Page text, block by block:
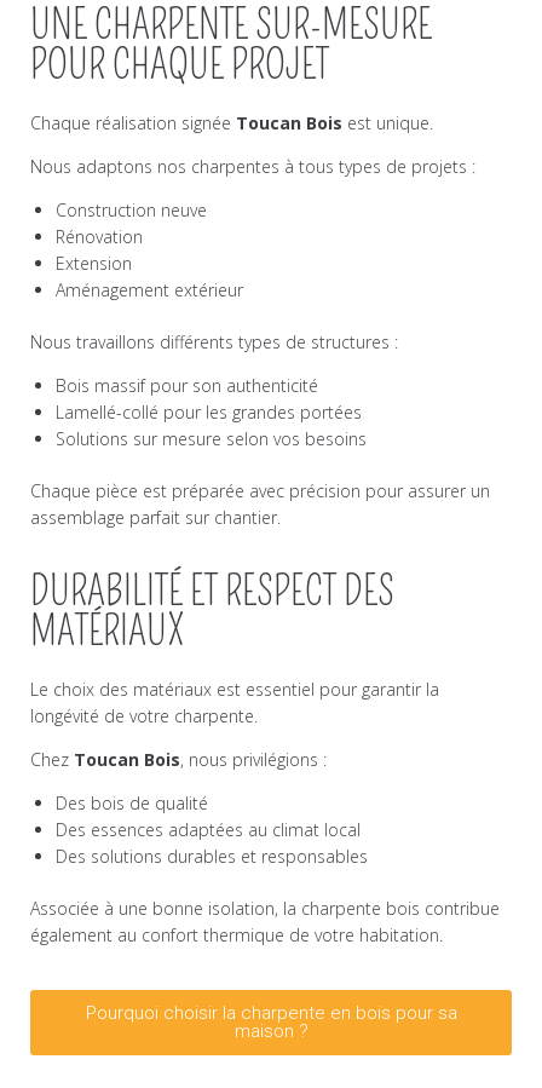
UNE CHARPENTE SUR-MESURE
POUR CHAQUE PROJET
Chaque réalisation signée Toucan Bois est unique.
Nous adaptons nos charpentes à tous types de projets :
Construction neuve
Rénovation
Extension
Aménagement extérieur
Nous travaillons différents types de structures :
Bois massif pour son authenticité
Lamellé-collé pour les grandes portées
Solutions sur mesure selon vos besoins
Chaque pièce est préparée avec précision pour assurer un
assemblage parfait sur chantier.
DURABILITÉ ET RESPECT DES
MATÉRIAUX
Le choix des matériaux est essentiel pour garantir la
longévité de votre charpente.
Chez Toucan Bois, nous privilégions :
Des bois de qualité
Des essences adaptées au climat local
Des solutions durables et responsables
Associée à une bonne isolation, la charpente bois contribue
également au confort thermique de votre habitation.
Pourquoi choisir la charpente en bois pour sa
maison ?